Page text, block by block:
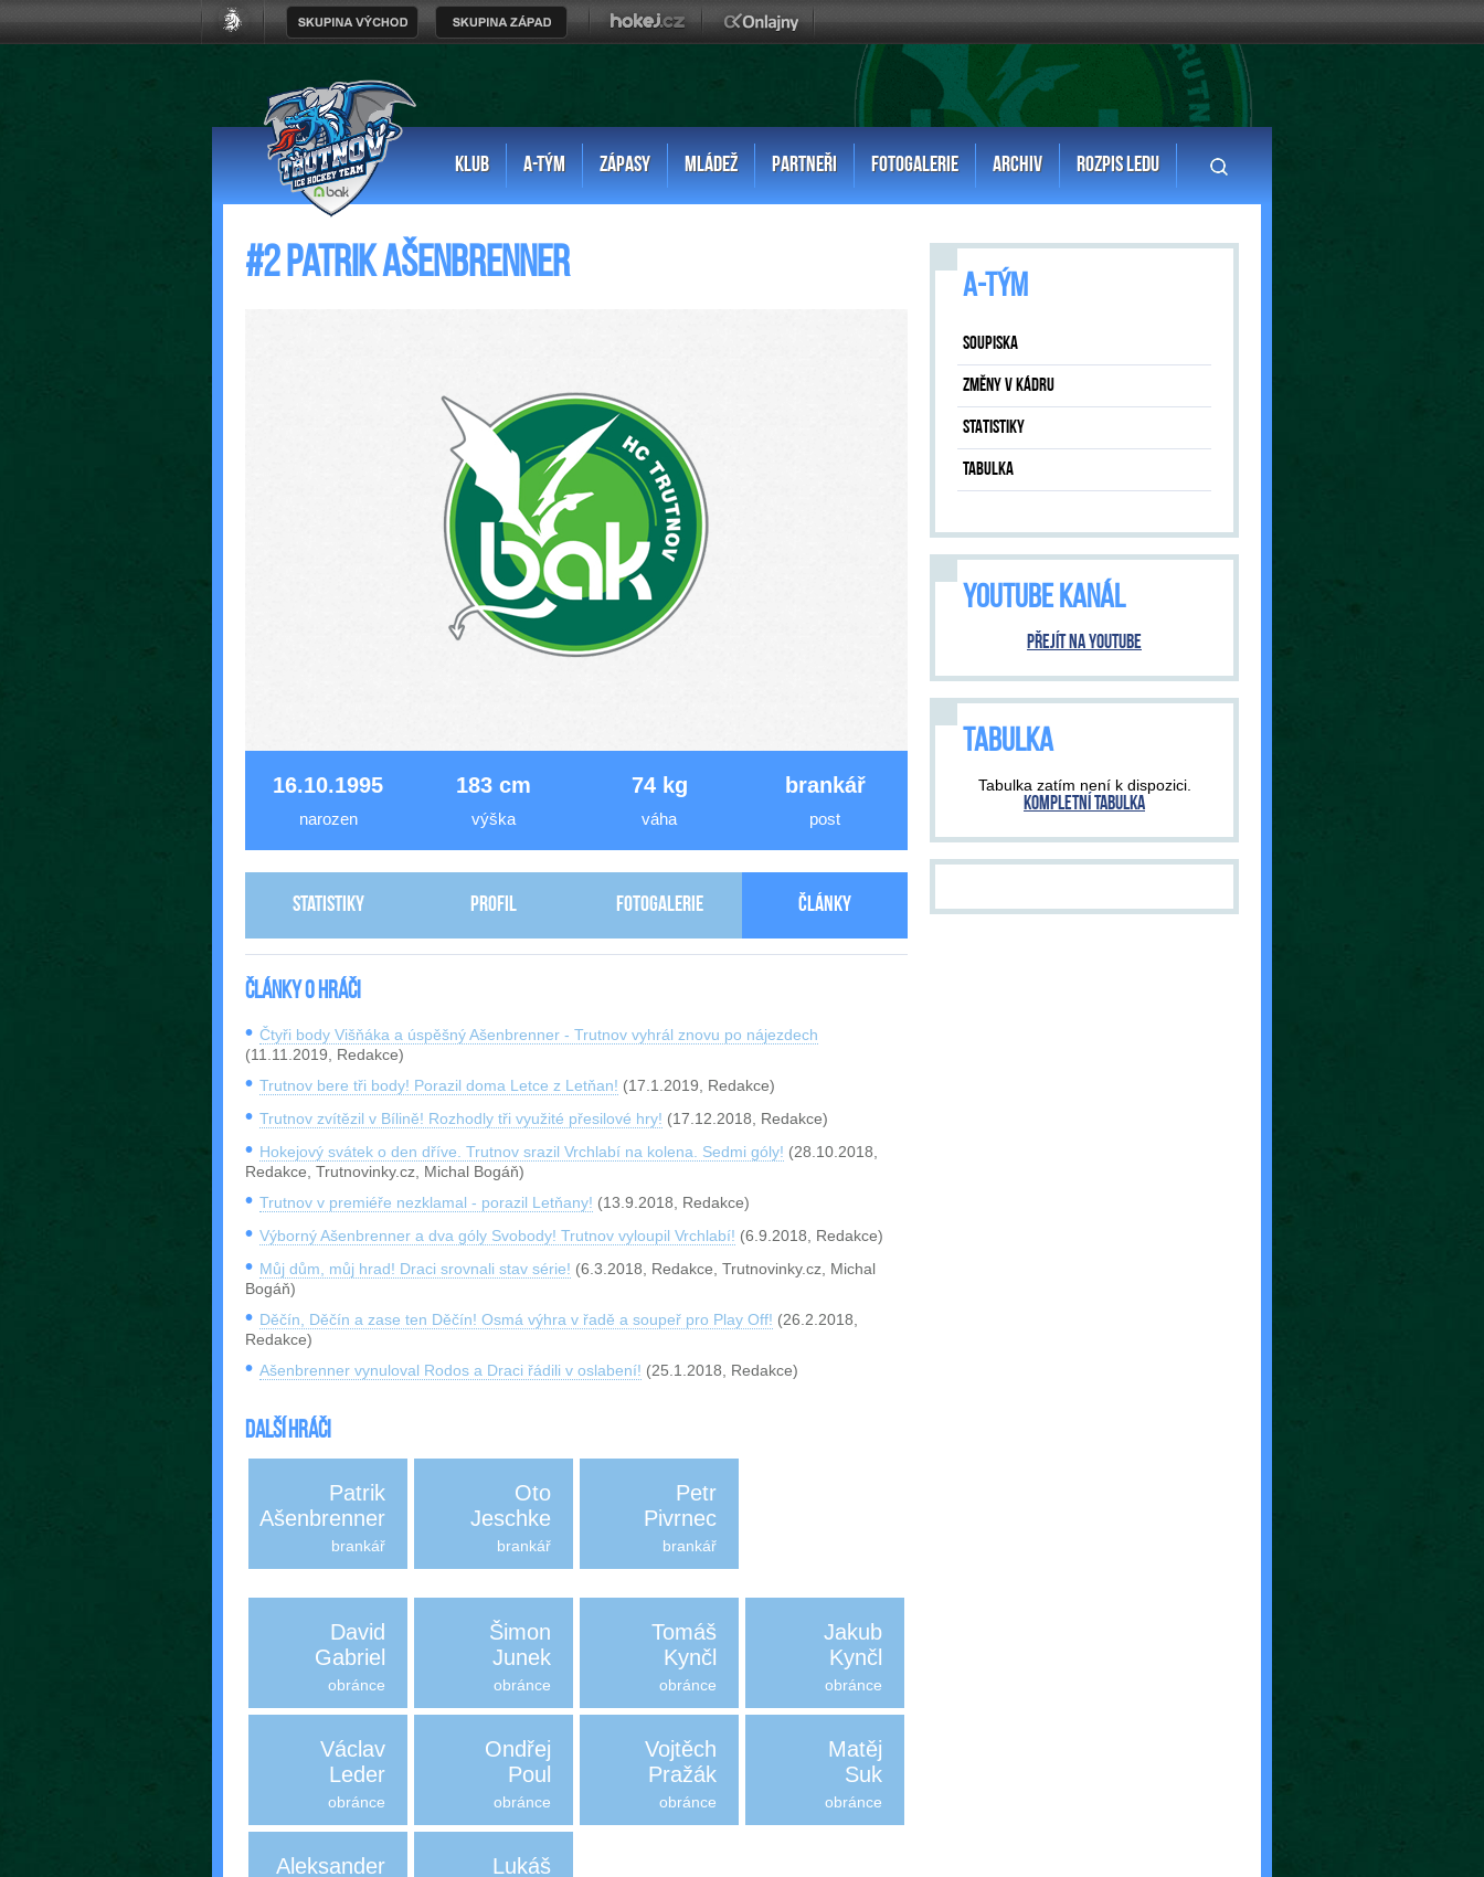
KLUB A-TÝM ZÁPASY MLÁDEŽ PARTNEŘI FOTOGALERIE ARCHIV ROZPIS LEDU
#2 Patrik Ašenbrenner
16.10.1995
narozen
183 cm
výška
74 kg
váha
brankář
post
Statistiky Profil Fotogalerie Články
Články o hráči
Čtyři body Višňáka a úspěšný Ašenbrenner - Trutnov vyhrál znovu po nájezdech
(11.11.2019, Redakce)
Trutnov bere tři body! Porazil doma Letce z Letňan! (17.1.2019, Redakce)
Trutnov zvítězil v Bílině! Rozhodly tři využité přesilové hry! (17.12.2018, Redakce)
Hokejový svátek o den dříve. Trutnov srazil Vrchlabí na kolena. Sedmi góly! (28.10.2018,
Redakce, Trutnovinky.cz, Michal Bogáň)
Trutnov v premiéře nezklamal - porazil Letňany! (13.9.2018, Redakce)
Výborný Ašenbrenner a dva góly Svobody! Trutnov vyloupil Vrchlabí! (6.9.2018, Redakce)
Můj dům, můj hrad! Draci srovnali stav série! (6.3.2018, Redakce, Trutnovinky.cz, Michal
Bogáň)
Děčín, Děčín a zase ten Děčín! Osmá výhra v řadě a soupeř pro Play Off! (26.2.2018,
Redakce)
Ašenbrenner vynuloval Rodos a Draci řádili v oslabení! (25.1.2018, Redakce)
Další hráči
Patrik
Ašenbrenner
brankář
Oto
Jeschke
brankář
Petr
Pivrnec
brankář
David
Gabriel
obránce
Šimon
Junek
obránce
Tomáš
Kynčl
obránce
Jakub
Kynčl
obránce
Václav
Leder
obránce
Ondřej
Poul
obránce
Vojtěch
Pražák
obránce
Matěj
Suk
obránce
Aleksander
Lukáš
A-TÝM
SOUPISKA
ZMĚNY V KÁDRU
STATISTIKY
TABULKA
YOUTUBE KANÁL
Přejít na YouTube
TABULKA
Tabulka zatím není k dispozici.
Kompletní tabulka